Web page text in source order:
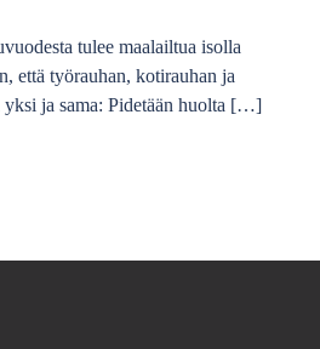
tulee maalailtua isolla
että työrauhan, kotirauhan ja
yksi ja sama: Pidetään huolta […]